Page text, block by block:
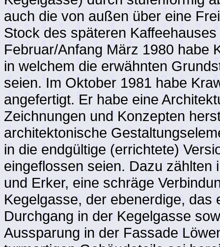
auch die von außen über eine
Stock des späteren
Februar/Anfang März 1980 habe
in welchem die erwähnten
seien. Im Oktober 1981 habe
angefertigt. Er habe eine
Zeichnungen und Konzepten
architektonische
in die endgültige (errichtete)
eingeflossen seien. Dazu
und Erker, eine schräge
Kegelgasse, der ebenerdige,
Durchgang in der Kegelgasse
Aussparung in der Fassade